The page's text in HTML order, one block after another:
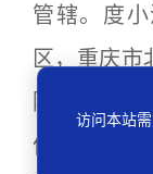
管辖。度
区，重庆市
院。重庆市
件移送北京
访问本站